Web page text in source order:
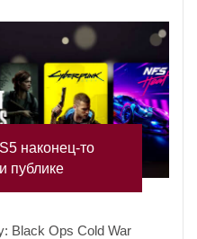
наконец-то
публике
Black Ops Cold War